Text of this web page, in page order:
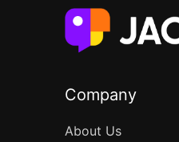
Company
About Us